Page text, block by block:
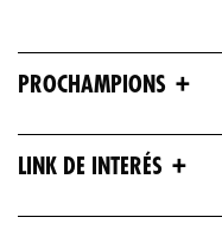
PROCHAMPIONS +
LINK DE INTERÉS +